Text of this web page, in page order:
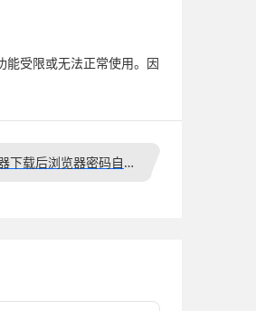
受限或无法正常使用。因
google浏览器下载后浏览器密码自动保存和安全管理